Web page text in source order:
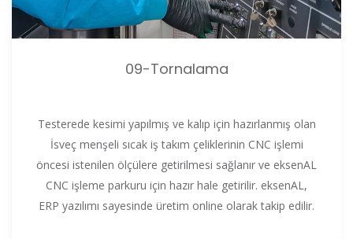
09-Tornalama
Testerede kesimi yapılmış ve kalıp için hazırlanmış olan
İsveç menşeli sıcak iş takım çeliklerinin CNC işlemi
öncesi istenilen ölçülere getirilmesi sağlanır ve eksenAL
CNC işleme parkuru için hazır hale getirilir. eksenAL,
ERP yazılımı sayesinde üretim online olarak takip edilir.